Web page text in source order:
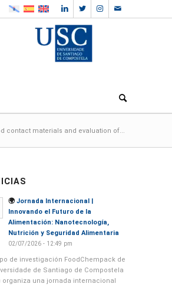
contact materials and evaluation of...
🌍 Jornada Internacional |
Innovando el Futuro de la
Alimentación: Nanotecnología,
Nutrición y Seguridad Alimentaria
02/07/2026 - 12:49 pm
de investigación FoodChempack de
de Santiago de Compostela
organiza una jornada internacional